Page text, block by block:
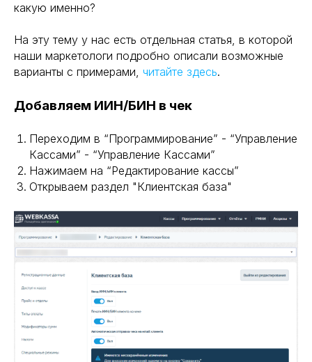
какую именно?
На эту тему у нас есть отдельная статья, в которой
наши маркетологи подробно описали возможные
варианты с примерами, читайте здесь.
Добавляем ИИН/БИН в чек
Переходим в “Программирование” - “Управление
Кассами” - “Управление Кассами”
Нажимаем на “Редактирование кассы”
Открываем раздел "Клиентская база"